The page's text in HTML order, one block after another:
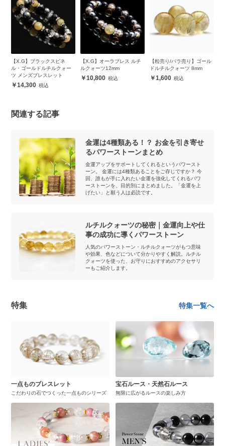
【X.G】ブラックスピネ
ル・ゴールドルチルクォー
ツ メンズブレスレット
14,300
【X.G】オーラブレス ルチ
ルクォーツ12mm
10,800
【粒売り/バラ売り】ゴール
ドルチルクォーツ 8mm
1,600
関連する記事
金運は4種類ある！？ お金を引き寄せ
るパワーストーンまとめ
金運アップをサポートしてくれるというパワースト
ーン。 金運には4種類あることをご存じですか？ 今
回、誰もが手に入れたい金運を強化してくれるパワ
ーストーンを、目的別にまとめました。「金運を上
げたい」と願う人は必読です。
ルチルクォーツの秘密｜金運向上や仕
事の成功に導くパワーストーン
人気のパワーストーン・ルチルクォーツがもつ意味
や効果、色などについて分かりやすく解説。ルチル
クォーツを使った、お守りにおすすめのアクセサリ
ーもご紹介します。
特集 特集一覧へ
一点ものブレスレット
こだわりの石でつくった一点ものシリーズ
宝石ルース・天然石ルース
無限に広がるルースの楽しみ方